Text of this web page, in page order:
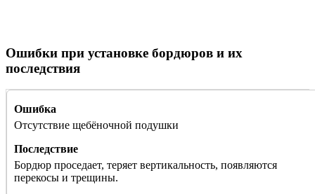
Ошибки при установке бордюров и их
последствия
Отсутствие щебёночной подушки
Бордюр проседает, теряет вертикальность, появляются
перекосы и трещины.